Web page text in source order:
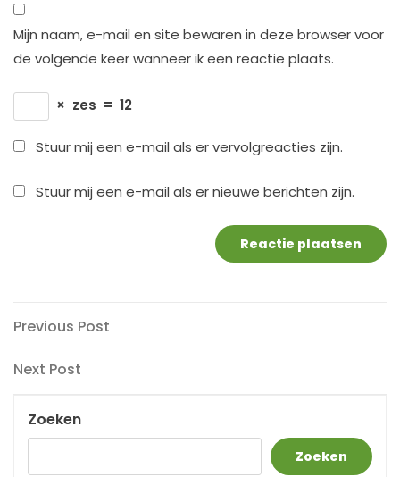
Mijn naam, e-mail en site bewaren in deze browser voor
de volgende keer wanneer ik een reactie plaats.
× zes = 12
Stuur mij een e-mail als er vervolgreacties zijn.
Stuur mij een e-mail als er nieuwe berichten zijn.
Berichtnavigatie
Previous
Previous Post
Next
Next Post
Zoeken
Zoeken